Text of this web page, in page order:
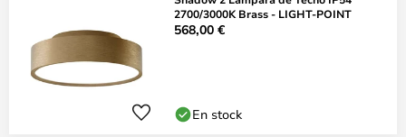
2700/3000K Brass - LIGHT-POINT
568,00 €
En stock